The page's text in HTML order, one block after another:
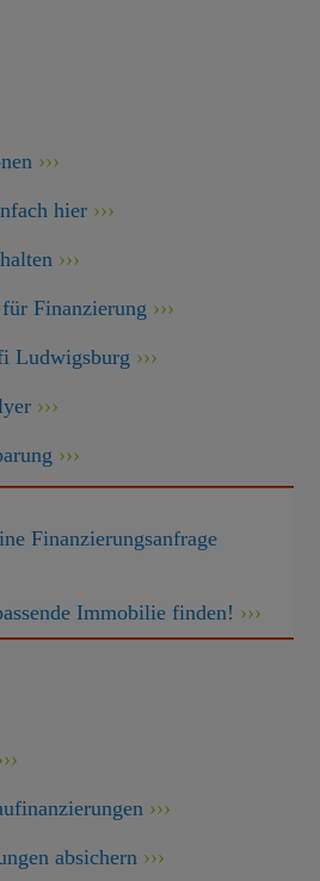
hier
Finanzierung
Ludwigsburg
Finanzierungsanfrage
Immobilie finden!
absichern